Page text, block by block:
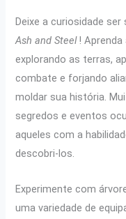
Deixe a curiosidade
Ash and Steel! Aprenda
explorando as terras,
combate e forjando
moldar sua história.
segredos e eventos
aqueles com a
descobri-los.
Experimente com
uma variedade de